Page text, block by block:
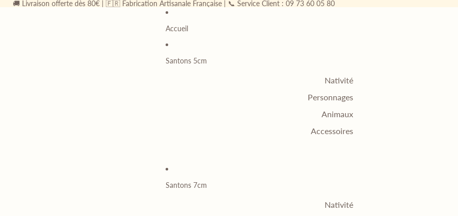
🚚 Livraison offerte dès 80€ | 🇫🇷 Fabrication Artisanale Française | 📞 Service Client : 09 73 60 05 80
Accueil
Santons 5cm
Nativité
Personnages
Animaux
Accessoires
Santons 7cm
Nativité